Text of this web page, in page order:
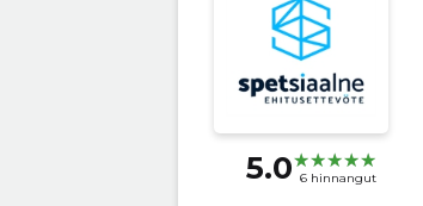
5.0 6 hinnangut